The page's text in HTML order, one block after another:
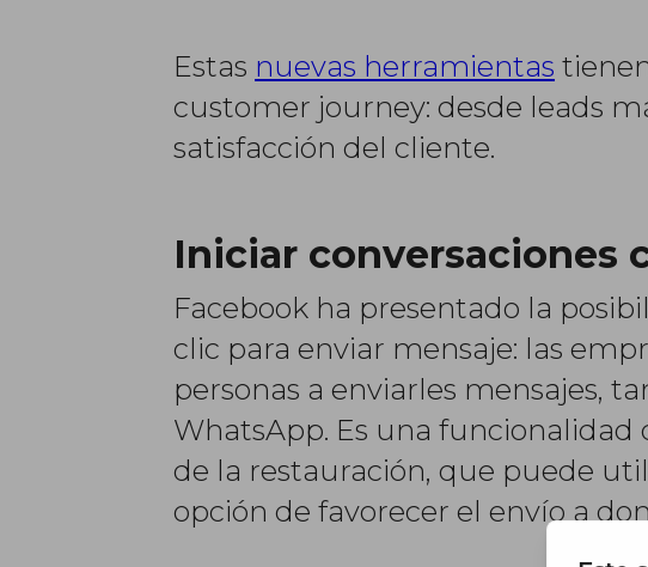
Estas nuevas herramientas
customer journey: desde leads
satisfacción del cliente.
Iniciar conversaciones
Facebook ha presentado la
clic para enviar mensaje: las
personas a enviarles mensajes,
WhatsApp. Es una
de la restauración, que puede
opción de favorecer el envío a